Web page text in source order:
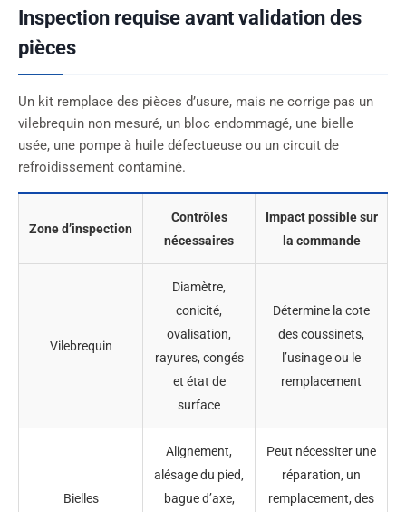
Inspection requise avant validation des
pièces
Un kit remplace des pièces d’usure, mais ne corrige pas un
vilebrequin non mesuré, un bloc endommagé, une bielle
usée, une pompe à huile défectueuse ou un circuit de
refroidissement contaminé.
Zone d’inspection
Contrôles
nécessaires
Impact possible sur
la commande
Vilebrequin
Diamètre,
conicité,
ovalisation,
rayures, congés
et état de
surface
Détermine la cote
des coussinets,
l’usinage ou le
remplacement
Bielles
Alignement,
alésage du pied,
bague d’axe,
Peut nécessiter une
réparation, un
remplacement, des